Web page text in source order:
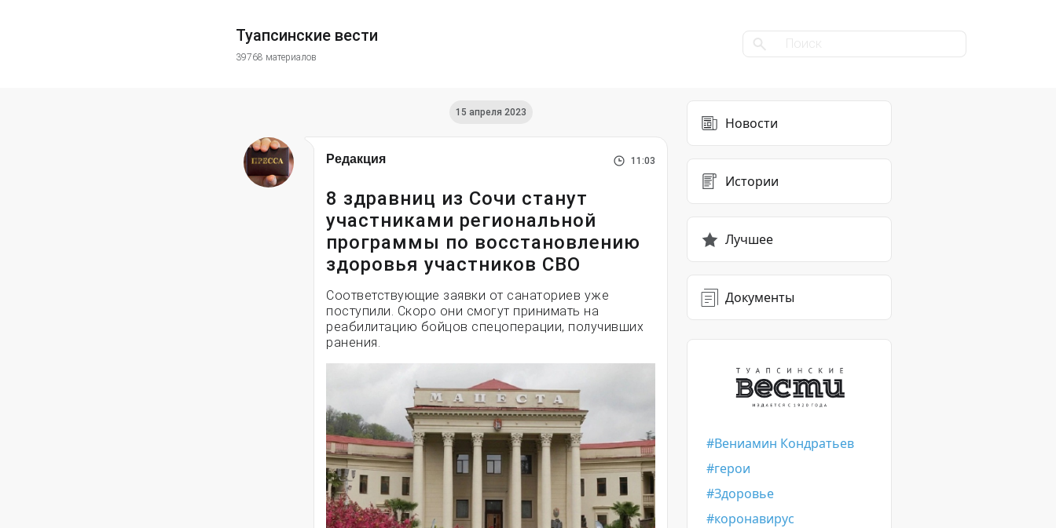
Туапсинские вести
39768 материалов
15 апреля 2023
Редакция 11:03
8 здравниц из Сочи станут
участниками региональной
программы по восстановлению
здоровья участников СВО
Соответствующие заявки от санаториев уже
поступили. Скоро они смогут принимать на
реабилитацию бойцов спецоперации, получивших
ранения.
Новости
Истории
Лучшее
Документы
Вениамин Кондратьев
герои
Здоровье
коронавирус